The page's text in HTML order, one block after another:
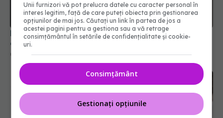
De ce multe femei află prea târziu că au cancer
de sân
04 aug 2026, 17:29
Unii furnizori vă pot prelucra datele cu caracter personal în
interes legitim, față de care puteți obiecta prin gestionarea
opțiunilor de mai jos. Căutați un link în partea de jos a
acestei pagini pentru a gestiona sau a vă retrage
consimțământul în setările de confidențialitate și cookie-
uri.
Consimțământ
Gestionați opțiunile